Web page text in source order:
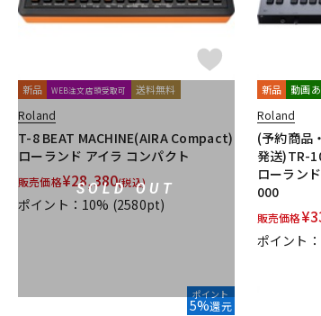
SOLD OUT
新品 WEB注文店頭受取可 送料無料
Roland
T-8 BEAT MACHINE(AIRA Compact)
ローランド アイラ コンパクト
販売価格¥28,380(税込)
ポイント：10% (2580pt)
新品 動画
Roland
(予約商品
発送)TR-
ローラン
000
販売価格¥
ポイント
ポイント
5%還元